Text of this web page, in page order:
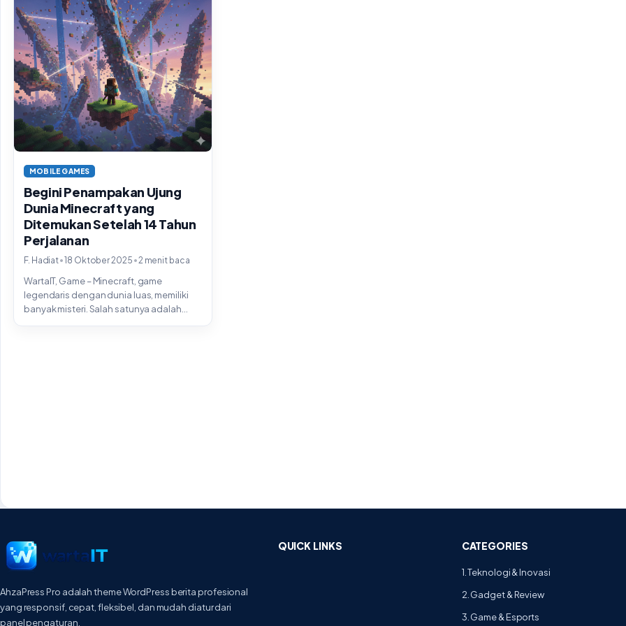
MOBILE GAMES
Begini Penampakan Ujung
Dunia Minecraft yang
Ditemukan Setelah 14 Tahun
Perjalanan
F. Hadiat•18 Oktober 2025 •2 menit baca
WartaIT, Game – Minecraft, game
legendaris dengan dunia luas, memiliki
banyak misteri. Salah satunya adalah
AhzaPress Pro adalah theme WordPress berita profesional
yang responsif, cepat, fleksibel, dan mudah diatur dari
panel pengaturan.
QUICK LINKS CATEGORIES
1. Teknologi & Inovasi
2. Gadget & Review
3. Game & Esports